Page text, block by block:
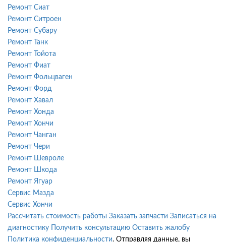
Ремонт Сиат
Ремонт Ситроен
Ремонт Субару
Ремонт Танк
Ремонт Тойота
Ремонт Фиат
Ремонт Фольцваген
Ремонт Форд
Ремонт Хавал
Ремонт Хонда
Ремонт Хончи
Ремонт Чанган
Ремонт Чери
Ремонт Шевроле
Ремонт Шкода
Ремонт Ягуар
Сервис Мазда
Сервис Хончи
Рассчитать стоимость работы Заказать запчасти Записаться на
диагностику
Получить консультацию Оставить жалобу
Политика конфиденциальности. Отправляя данные, вы